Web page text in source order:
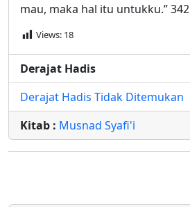
mau, maka hal itu untukku.” 342
Views: 18
Derajat Hadis
Derajat Hadis Tidak Ditemukan
Kitab : Musnad Syafi'i